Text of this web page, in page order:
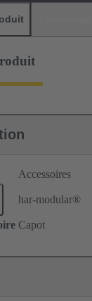
Accessoires
har-modular®
Capot